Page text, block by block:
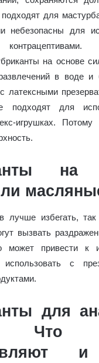
для
небезопасны для
на основе
в воде и
латексными
подходят для
игрушках.
на
лучше избегать,
вызвать
может привести к
использовать с
для
Что